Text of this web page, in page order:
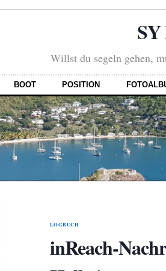
Willst du segeln gehen,
BOOT POSITION
LOGBUCH
inReach-